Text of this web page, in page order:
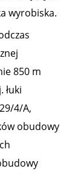
wyrobiska.
850 m
łuki
4/A,
obudowy